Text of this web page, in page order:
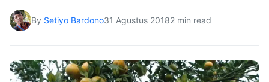
By Setiyo Bardono31 Agustus 20182 min read